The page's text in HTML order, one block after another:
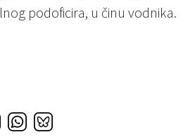
podoficira, u činu vodnika.